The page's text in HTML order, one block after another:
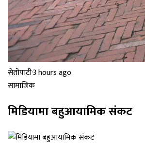
सेतोपाटी·3 hours ago
सामाजिक
मिडियामा बहुआयामिक संकट